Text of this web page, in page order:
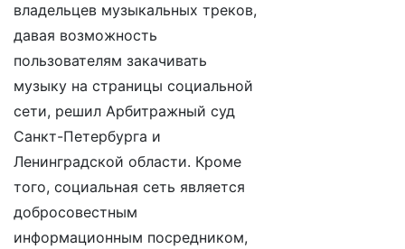
владельцев музыкальных треков,
давая возможность
пользователям закачивать
музыку на страницы социальной
сети, решил Арбитражный суд
Санкт-Петербурга и
Ленинградской области. Кроме
того, социальная сеть является
добросовестным
информационным посредником,